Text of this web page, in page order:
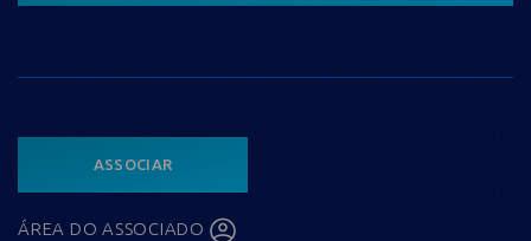
ASSOCIAR
ÁREA DO ASSOCIADO